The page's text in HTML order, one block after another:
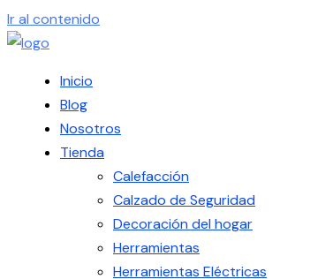
Ir al contenido
Inicio
Blog
Nosotros
Tienda
Calefacción
Calzado de Seguridad
Decoración del hogar
Herramientas
Herramientas Eléctricas